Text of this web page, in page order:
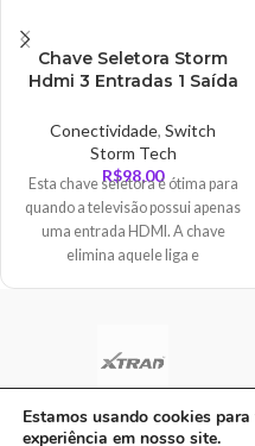
Chave Seletora Storm
Hdmi 3 Entradas 1 Saída
Conectividade, Switch
Storm Tech
R$98,00
Esta chave seletora é ótima para
quando a televisão possui apenas
uma entrada HDMI. A chave
elimina aquele liga e
Estamos usando cookies
experiência em nosso site.